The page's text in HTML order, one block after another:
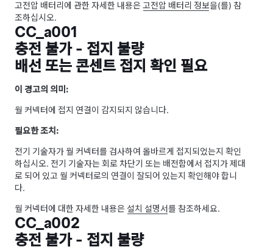
고전압 배터리에 관한 자세한 내용은고전압 배터리 정보을(를) 참
조하십시오.
CC_a001
충전 불가 - 접지 불량
배선 또는 콘센트 접지 확인 필요
이 경고의 의미:
월 커넥터에 접지 연결이 감지되지 않습니다.
필요한 조치:
전기 기술자가 월 커넥터를 검사하여 올바르게 접지되었는지 확인
하십시오. 전기 기술자는 회로 차단기 또는 배전함에서 접지가 제대
로 되어 있고 월 커넥터로의 연결이 잘되어 있는지 확인해야 합니
다.
월 커넥터에 대한 자세한 내용은 설치 설명서를 참조하세요.
CC_a002
충전 불가 - 접지 불량